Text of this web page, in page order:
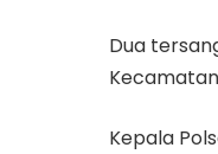
Dua
Kepala